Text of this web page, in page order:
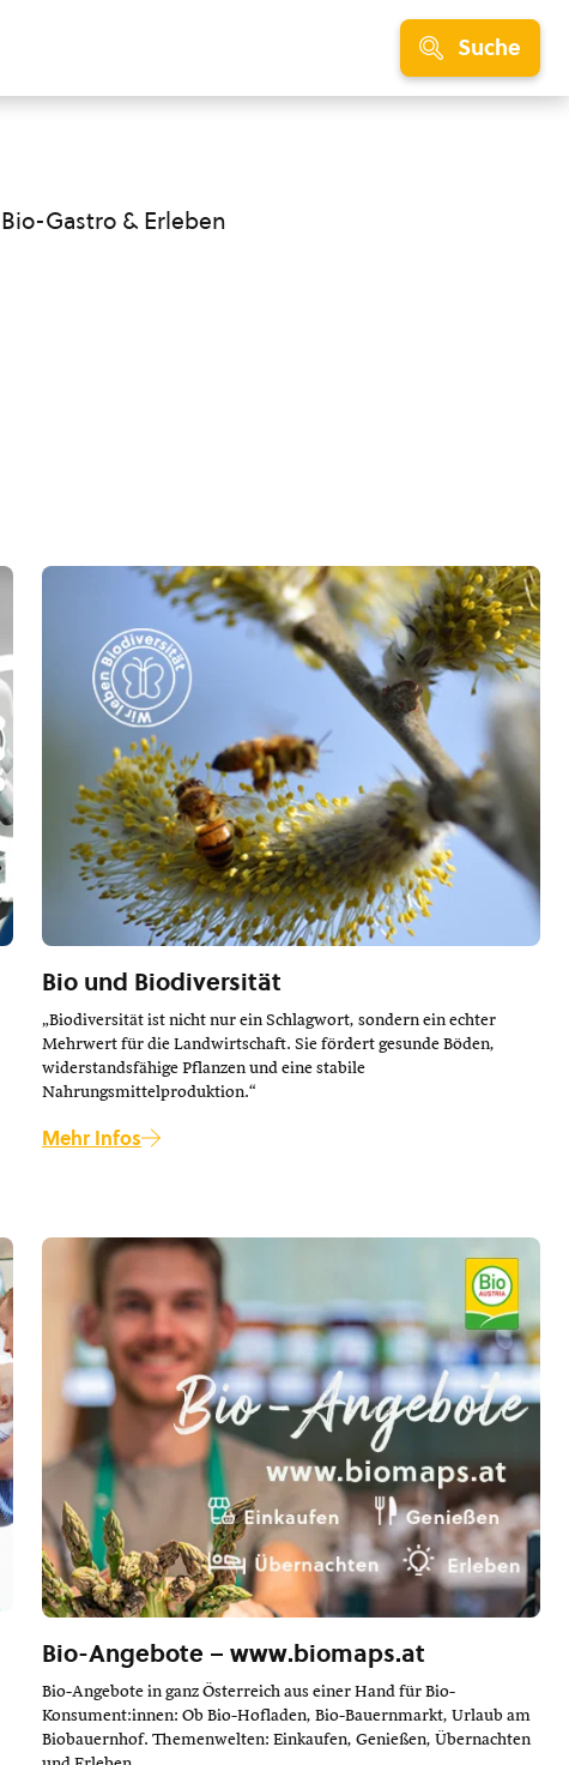
Suche
Bio-Gastro & Erleben
Bio und Biodiversität
„Biodiversität ist nicht nur ein Schlagwort, sondern ein echter
Mehrwert für die Landwirtschaft. Sie fördert gesunde Böden,
widerstandsfähige Pflanzen und eine stabile
Nahrungsmittelproduktion.“
Mehr Infos
Bio-Angebote – www.biomaps.at
Bio-Angebote in ganz Österreich aus einer Hand für Bio-
Konsument:innen: Ob Bio-Hofladen, Bio-Bauernmarkt, Urlaub am
Biobauernhof. Themenwelten: Einkaufen, Genießen, Übernachten